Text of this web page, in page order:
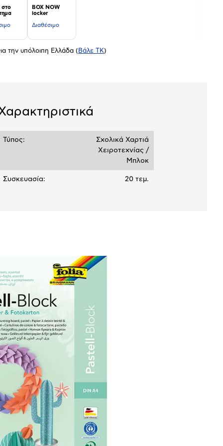
στο
BOX NOW
locker
Διαθέσιμο
την υπόλοιπη Ελλάδα ( Βάλε ΤΚ)
Τύπος:
Σχολικά Χαρτιά
Χειροτεχνίας /
Μπλοκ
Συσκευασία: 20 τεμ.